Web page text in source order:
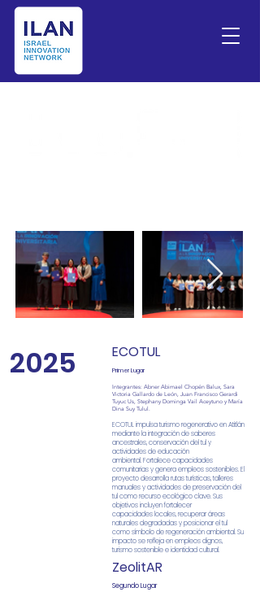
2025 ECOTUL
Primer Lugar
Integrantes: Abner Abimael Chopén Balux, Sara
Victoria Gallardo de León, Juan Francisco Gerardi
Tuyuc Us, Stephany Dominga Vail Aceytuno y María
Dina Suy Tulul.
ECOTUL impulsa turismo regenerativo en Atitlán
mediante la integración desaberes
ancestrales, conservación del tul y
actividades de educación
ambiental.Fortalece capacidades
comunitarias y genera empleos sostenibles. El
proyectodesarrolla rutas turísticas, talleres
manuales y actividades de preservación del
tul como recurso ecológico clave. Sus
objetivos incluyen fortalecer
capacidades locales, recuperar áreas
naturales degradadas y posicionar el tul
como símbolode regeneración ambiental. Su
impacto se refleja en empleos dignos,
turismosostenible e identidad cultural.
ZeolitAR
Segundo Lugar